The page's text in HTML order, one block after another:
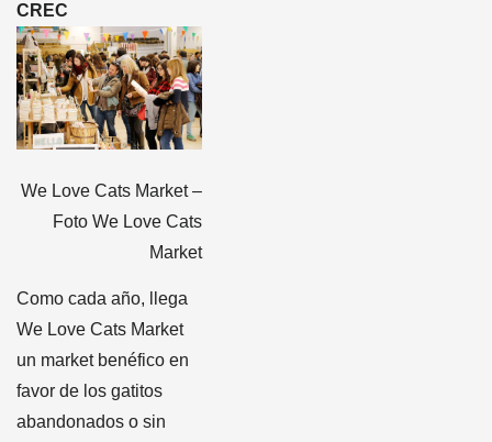
CREC
We Love Cats Market –
Foto We Love Cats
Market
Como cada año, llega
We Love Cats Market
un market benéfico en
favor de los gatitos
abandonados o sin